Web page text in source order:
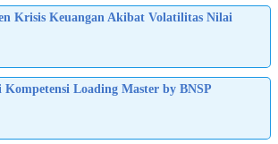
Krisis Keuangan Akibat Volatilitas Nilai
Kompetensi Loading Master by BNSP